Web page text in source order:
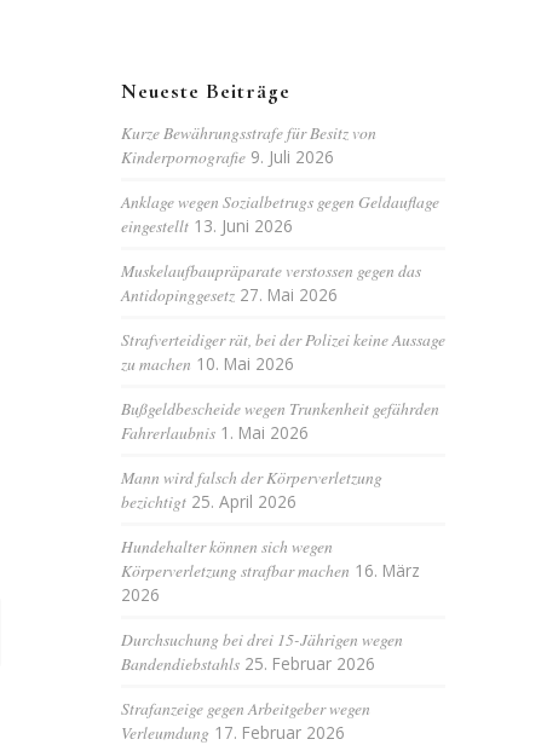
Neueste Beiträge
Kurze Bewährungsstrafe für Besitz von
Kinderpornografie 9. Juli 2026
Anklage wegen Sozialbetrugs gegen Geldauflage
eingestellt 13. Juni 2026
Muskelaufbaupräparate verstossen gegen das
Antidopinggesetz 27. Mai 2026
Strafverteidiger rät, bei der Polizei keine Aussage
zu machen 10. Mai 2026
Bußgeldbescheide wegen Trunkenheit gefährden
Fahrerlaubnis 1. Mai 2026
Mann wird falsch der Körperverletzung
bezichtigt 25. April 2026
Hundehalter können sich wegen
Körperverletzung strafbar machen 16. März
2026
Durchsuchung bei drei 15-Jährigen wegen
Bandendiebstahls 25. Februar 2026
Strafanzeige gegen Arbeitgeber wegen
Verleumdung 17. Februar 2026